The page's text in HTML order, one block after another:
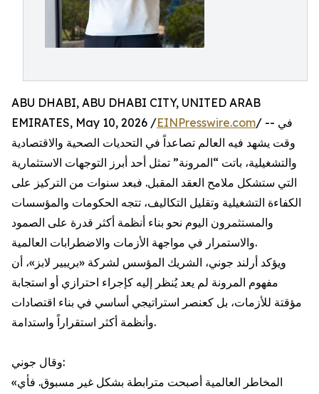
ABU DHABI, ABU DHABI CITY, UNITED ARAB
EMIRATES, May 10, 2026 /EINPresswire.com/ -- في
وقت يشهد فيه العالم تصاعداً في التحديات الصحية والاقتصادية
والتشغيلية، باتت “المرونة” تمثل أحد أبرز التوجهات الاستثمارية
التي ستشكل ملامح العقد المقبل. فبعد سنوات من التركيز على
الكفاءة التشغيلية وتقليل التكاليف، تتجه الحكومات والمؤسسات
والمستثمرون اليوم نحو بناء أنظمة أكثر قدرة على الصمود
والاستمرار في مواجهة الأزمات والاضطرابات العالمية.
ويؤكد أرلند جوني، الشريك المؤسس لشركة «بريبير لابز»، أن
مفهوم المرونة لم يعد يُنظر إليه كإجراء احترازي أو استجابة
مؤقتة للأزمات، بل كعنصر استراتيجي أساسي في بناء اقتصادات
وأنظمة أكثر استقراراً واستدامة.
وقال جوني:
«المخاطر العالمية أصبحت مترابطة بشكل غير مسبوق. فأي